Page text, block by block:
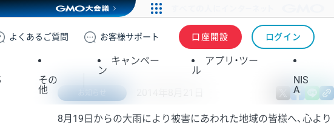
ック証券
よくある ご質問 お客様サポート 口座開設 ログイン
その
他
キャンペー
ン
アプリ・ツー
ル
NIS
A
X
8月19日からの大雨により被害にあわれた地域の皆様へ、心より